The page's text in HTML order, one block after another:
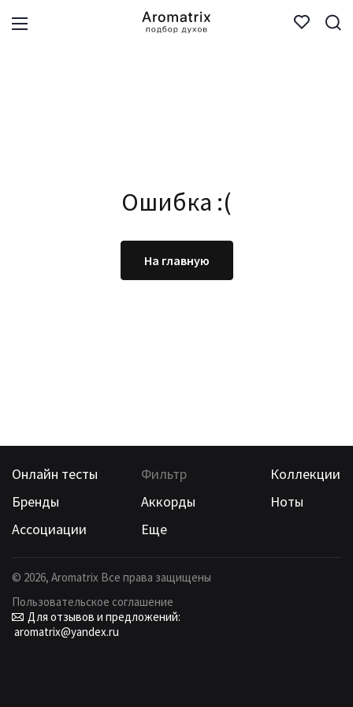
Ошибка :(
На главную
Онлайн тесты Фильтр
Коллекции
Бренды
Аккорды
Ноты
Ассоциации
Еще
© 2026, Aromatrix Все права защищены
Пользовательское соглашение
Для отзывов и предложений:
aromatrix@yandex.ru